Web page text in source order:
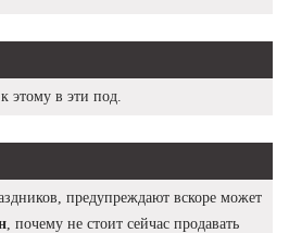
этому в эти под.
предупреждают вскоре может
, почему не стоит сейчас продавать